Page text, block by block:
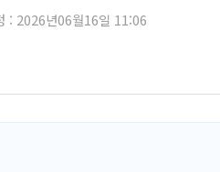
李
: 2026년06월16일 11:06